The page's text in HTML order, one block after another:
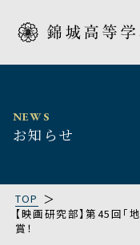
NEWS
お知らせ
TOP
【映画研究部】第45回
賞！